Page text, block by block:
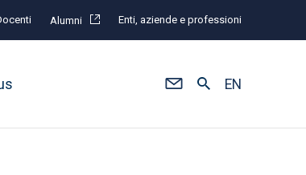
Alumni Enti, aziende e professioni
EN